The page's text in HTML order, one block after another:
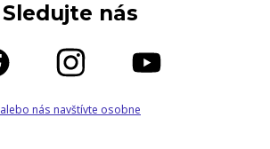
Sledujte nás
alebo nás navštívte osobne